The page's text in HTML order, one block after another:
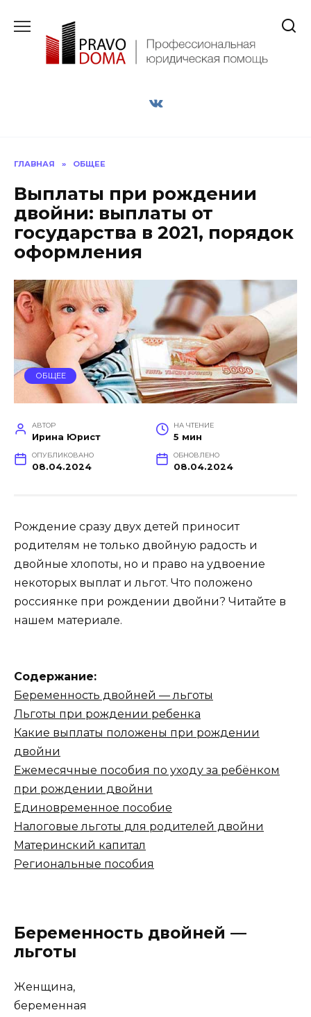
содержанию
ГЛАВНАЯ » ОБЩЕЕ
Выплаты при рождении
двойни: выплаты от
государства в 2021, порядок
оформления
ОБЩЕЕ
АВТОР
Ирина Юрист
НА ЧТЕНИЕ
5 мин
ОПУБЛИКОВАНО
08.04.2024
ОБНОВЛЕНО
08.04.2024
Рождение сразу двух детей приносит
родителям не только двойную радость и
двойные хлопоты, но и право на удвоение
некоторых выплат и льгот. Что положено
россиянке при рождении двойни? Читайте в
нашем материале.
Содержание:
Беременность двойней — льготы
Льготы при рождении ребенка
Какие выплаты положены при рождении
двойни
Ежемесячные пособия по уходу за ребёнком
при рождении двойни
Единовременное пособие
Налоговые льготы для родителей двойни
Материнский капитал
Региональные пособия
Беременность двойней —
льготы
Женщина,
беременная